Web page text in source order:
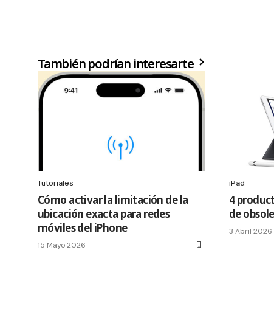
También podrían interesarte
Tutoriales
Cómo activar la limitación de la
ubicación exacta para redes
móviles del iPhone
15 Mayo 2026
iPad
4
de
3 Abril 2026